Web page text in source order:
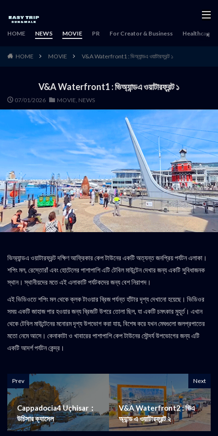
HOME NEWS MOVIE PR For Creator & Business Healthcare
HOME MOVIE V&A Waterfront1 : ভিঅ্যান্ডএ ওয়াটারফ্রন্ট ১
V&A Waterfront1 : ভিঅ্যান্ডএ ওয়াটারফ্রন্ট ১
07/01/2026 MOVIE, NEWS
ভিঅ্যান্ডএ ওয়াটারফ্রন্ট দক্ষিণ আফ্রিকার কেপ টাউনের একটি অত্যন্ত জনপ্রিয় পর্যটন এলাকা।
শপিং মল, রেস্তোরাঁ এবং হোটেলের পাশাপাশি এটি টেবিল মাউন্টেন দেখার জন্য একটি সুবিধাজনক
স্থান। স্থানীয়দের মতে এই এলাকাটি পর্যটকদের জন্য বেশ নিরাপদ।
এই ভিডিওতে শপিং মল থেকে ক্লক টাওয়ার ব্রিজ পর্যন্ত হাঁটার দৃশ্য দেখানো হয়েছে। ভিডিওর
সময় একটি জাহাজ পার হওয়ার জন্য ব্রিজটি উপরে তোলা ছিল, যা একটি চমৎকার মুহূর্ত। এখান
থেকে টেবিল মাউন্টেনের মনোরম দৃশ্য উপভোগ করা যায়, বিশেষ করে যখন মেঘগুলো জলপ্রপাতের
মতো নেমে আসে। কেনাকাটা ও খাবারের পাশাপাশি কেপ টাউনের সৌন্দর্য উপভোগের জন্য এটি
একটি আদর্শ পর্যটন কেন্দ্র।
Prev
Cappadocia4 Uçhisar：
উচিসার ক্যাসেল
Next
V&A Waterfront2 : ভিএ
অ্যান্ড এ ওয়াটারফ্রন্ট ২